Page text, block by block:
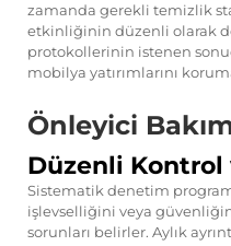
zamanda gerekli temizlik
etkinliğinin düzenli olarak
protokollerinin istenen
mobilya yatırımlarını
Önleyici
Düzenli
Sistematik denetim
işlevselliğini veya
sorunları belirler. Aylık